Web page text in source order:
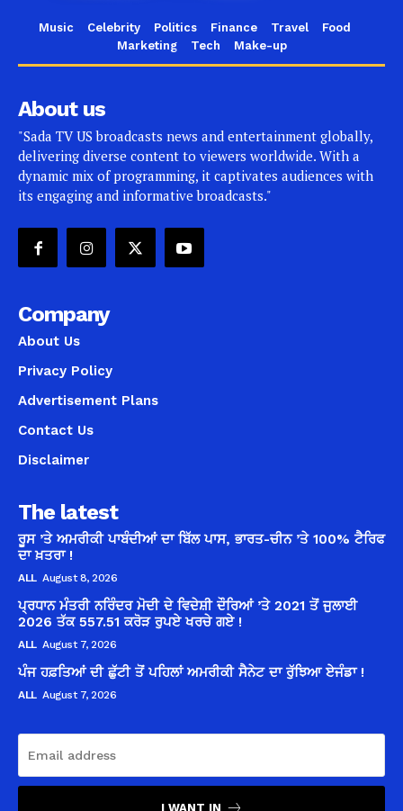
Music Celebrity Politics Finance Travel
Food
Marketing
Tech Make-up
About us
"Sada TV US broadcasts news and entertainment globally,
delivering diverse content to viewers worldwide. With a
dynamic mix of programming, it captivates audiences with
its engaging and informative broadcasts."
Company
About Us
Privacy Policy
Advertisement Plans
Contact Us
Disclaimer
The latest
ਰੂਸ ’ਤੇ ਅਮਰੀਕੀ ਪਾਬੰਦੀਆਂ ਦਾ ਬਿੱਲ ਪਾਸ, ਭਾਰਤ-ਚੀਨ ’ਤੇ 100% ਟੈਰਿਫ
ਦਾ ਖ਼ਤਰਾ !
ALL August 8, 2026
ਪ੍ਰਧਾਨ ਮੰਤਰੀ ਨਰਿੰਦਰ ਮੋਦੀ ਦੇ ਵਿਦੇਸ਼ੀ ਦੌਰਿਆਂ ’ਤੇ 2021 ਤੋਂ ਜੁਲਾਈ
2026 ਤੱਕ 557.51 ਕਰੋੜ ਰੁਪਏ ਖਰਚੇ ਗਏ !
ALL August 7, 2026
ਪੰਜ ਹਫ਼ਤਿਆਂ ਦੀ ਛੁੱਟੀ ਤੋਂ ਪਹਿਲਾਂ ਅਮਰੀਕੀ ਸੈਨੇਟ ਦਾ ਰੁੱਝਿਆ ਏਜੰਡਾ !
ALL August 7, 2026
I WANT IN